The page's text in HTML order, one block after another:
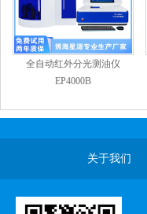
全自动红外分光测油仪
EP4000B
关于我们